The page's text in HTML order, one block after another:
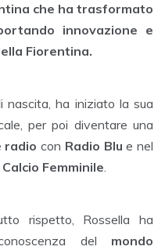
che ha trasformato
innovazione e
Fiorentina.
nascita, ha iniziato la sua
per poi diventare una
radio con Radio Blu e nel
Femminile.
rispetto, Rossella ha
del mondo